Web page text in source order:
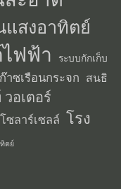
แสงอาทิตย์
ฟฟ้า
ระบบกักเก็บ
าซเรือนกระจก สนธิ
วอเตอร์
โซลาร์เซลล์ โรง
ตย์